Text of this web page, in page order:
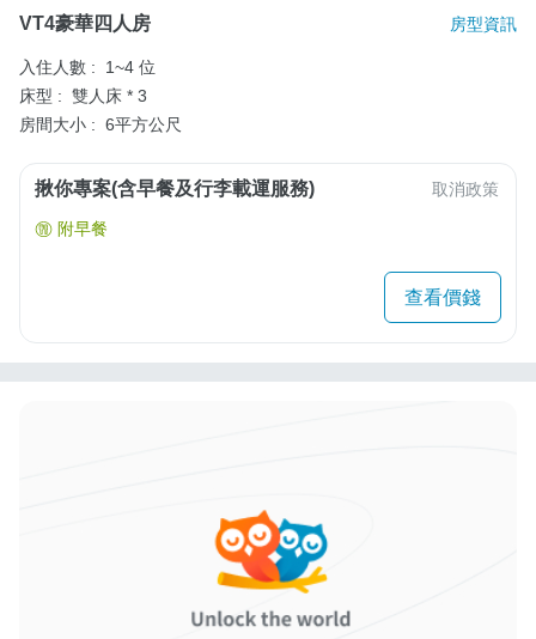
VT4豪華四人房 房型資訊
入住人數 :
1~4 位
床型 : 雙人床 * 3
房間大小 : 6平方公尺
揪你專案(含早餐及行李載運服務) 取消政策
附早餐
查看價錢